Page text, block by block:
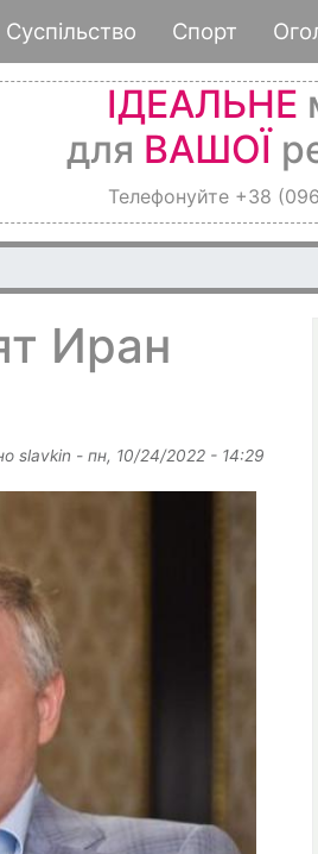
Суспільство Спорт
ІДЕАЛЬНЕ
для ВАШОЇ
Телефонуйте +38
Иран
slavkin - пн, 10/24/2022 - 14:29